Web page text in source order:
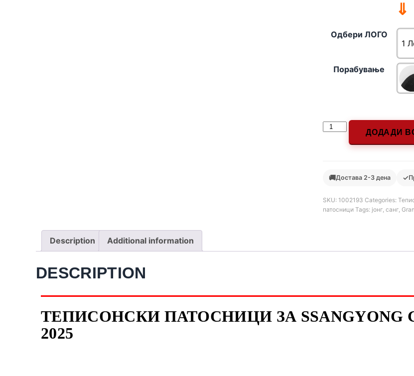
⇓
Одбери ЛОГО
1
Порабување
ДОДАДИ
🚚Достава 2-3 дена ✓
SKU: 1002193 Categories:
патосници Tags: јонг, санг,
Description Additional information
DESCRIPTION
ТЕПИСОНСКИ ПАТОСНИЦИ ЗА SSANGYONG
2025